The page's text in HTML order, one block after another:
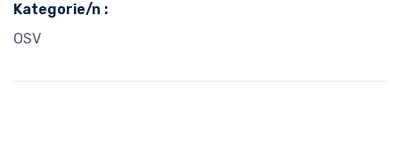
Kategorie/n :
OSV